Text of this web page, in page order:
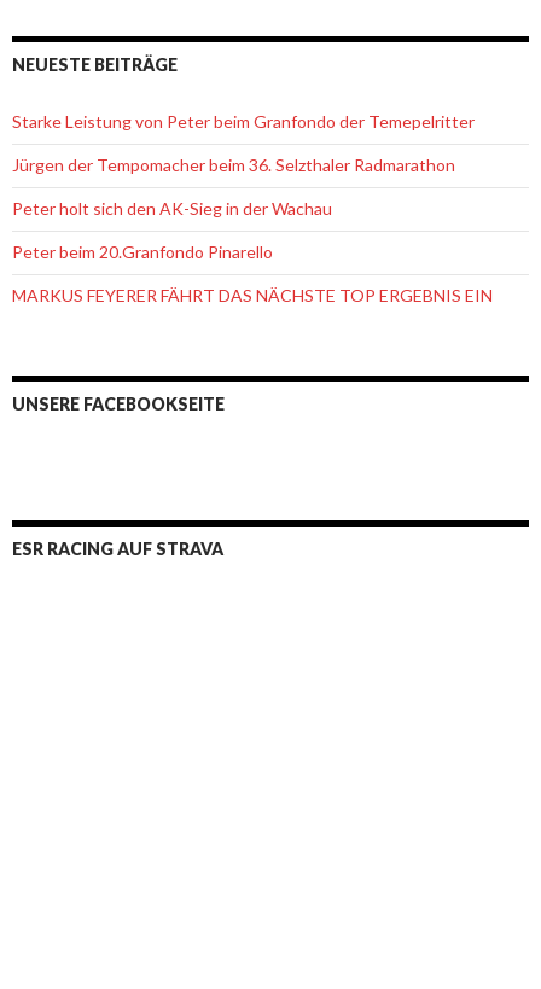
NEUESTE BEITRÄGE
Starke Leistung von Peter beim Granfondo der Temepelritter
Jürgen der Tempomacher beim 36. Selzthaler Radmarathon
Peter holt sich den AK-Sieg in der Wachau
Peter beim 20.Granfondo Pinarello
MARKUS FEYERER FÄHRT DAS NÄCHSTE TOP ERGEBNIS EIN
UNSERE FACEBOOKSEITE
ESR RACING AUF STRAVA